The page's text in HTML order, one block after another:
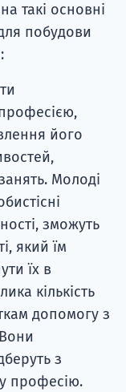
такі основні
побудови
його
Молоді
зможуть
який їм
їх в
кількість
допомогу з
з
професію.